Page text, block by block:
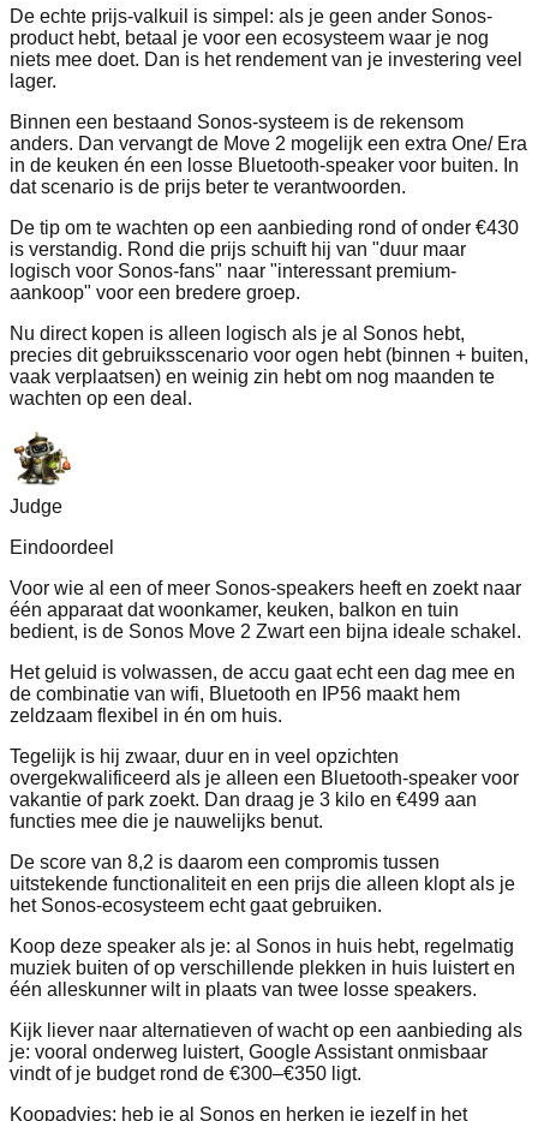
De echte prijs-valkuil is simpel: als je geen ander Sonos-
product hebt, betaal je voor een ecosysteem waar je nog
niets mee doet. Dan is het rendement van je investering veel
lager.
Binnen een bestaand Sonos-systeem is de rekensom
anders. Dan vervangt de Move 2 mogelijk een extra One/ Era
in de keuken én een losse Bluetooth-speaker voor buiten. In
dat scenario is de prijs beter te verantwoorden.
De tip om te wachten op een aanbieding rond of onder €430
is verstandig. Rond die prijs schuift hij van "duur maar
logisch voor Sonos-fans" naar "interessant premium-
aankoop" voor een bredere groep.
Nu direct kopen is alleen logisch als je al Sonos hebt,
precies dit gebruiksscenario voor ogen hebt (binnen + buiten,
vaak verplaatsen) en weinig zin hebt om nog maanden te
wachten op een deal.
Judge
Eindoordeel
Voor wie al een of meer Sonos-speakers heeft en zoekt naar
één apparaat dat woonkamer, keuken, balkon en tuin
bedient, is de Sonos Move 2 Zwart een bijna ideale schakel.
Het geluid is volwassen, de accu gaat echt een dag mee en
de combinatie van wifi, Bluetooth en IP56 maakt hem
zeldzaam flexibel in én om huis.
Tegelijk is hij zwaar, duur en in veel opzichten
overgekwalificeerd als je alleen een Bluetooth-speaker voor
vakantie of park zoekt. Dan draag je 3 kilo en €499 aan
functies mee die je nauwelijks benut.
De score van 8,2 is daarom een compromis tussen
uitstekende functionaliteit en een prijs die alleen klopt als je
het Sonos-ecosysteem echt gaat gebruiken.
Koop deze speaker als je: al Sonos in huis hebt, regelmatig
muziek buiten of op verschillende plekken in huis luistert en
één alleskunner wilt in plaats van twee losse speakers.
Kijk liever naar alternatieven of wacht op een aanbieding als
je: vooral onderweg luistert, Google Assistant onmisbaar
vindt of je budget rond de €300–€350 ligt.
Koopadvies: heb je al Sonos en herken je jezelf in het